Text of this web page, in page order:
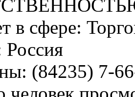
в сфере:
Россия
(84235) 7-